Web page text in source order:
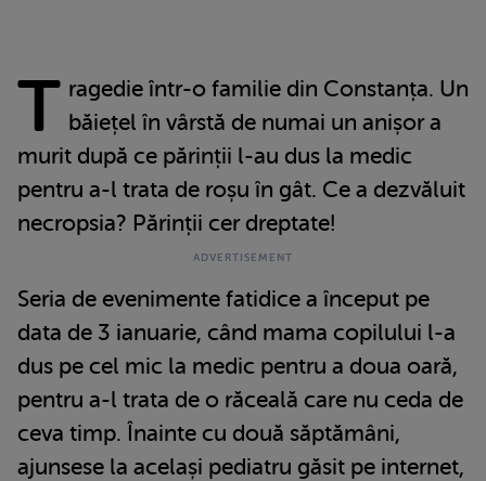
T ragedie într-o familie din Constanța. Un
băiețel în vârstă de numai un anișor a
murit după ce părinții l-au dus la medic
pentru a-l trata de roșu în gât. Ce a dezvăluit
necropsia? Părinții cer dreptate!
Seria de evenimente fatidice a început pe
data de 3 ianuarie, când mama copilului l-a
dus pe cel mic la medic pentru a doua oară,
pentru a-l trata de o răceală care nu ceda de
ceva timp. Înainte cu două săptămâni,
ajunsese la același pediatru găsit pe internet,